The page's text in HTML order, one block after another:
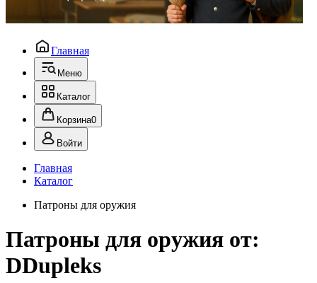
Главная
Меню
Каталог
Корзина0
Войти
Главная
Каталог
Патроны для оружия
Патроны для оружия от:
DDupleks